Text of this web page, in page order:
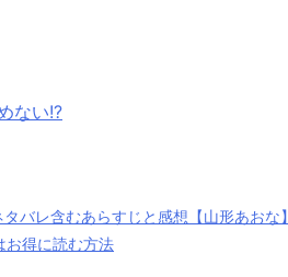
ない!?
バレ含むあらすじと感想【山形あおな】
お得に読む方法